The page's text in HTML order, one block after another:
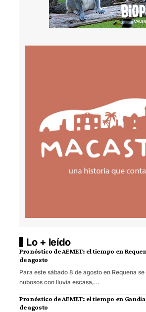
Lo + leído
Pronóstico de AEMET: el tiempo en
de agosto
Para este sábado 8 de agosto en Requena
nubosos con lluvia escasa,…
Pronóstico de AEMET: el tiempo en
de agosto